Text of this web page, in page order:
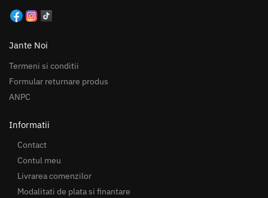
Jante Noi
Termeni si conditii
Formular returnare produs
ANPC
Informatii
Contact
Contul meu
Livrarea comenzilor
Modalitati de plata si finantare